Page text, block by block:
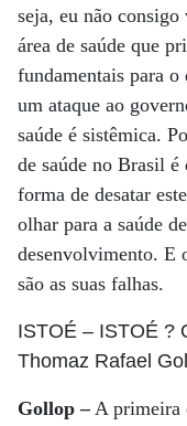
seja, eu não
área de saúde que
fundamentais para
um ataque ao
saúde é sistêmica.
de saúde no Brasil
forma de desatar
olhar para a saúde
desenvolvimento. E
são as suas falhas.
ISTOÉ – ISTOÉ ?
Thomaz Rafael
Gollop –A primeira